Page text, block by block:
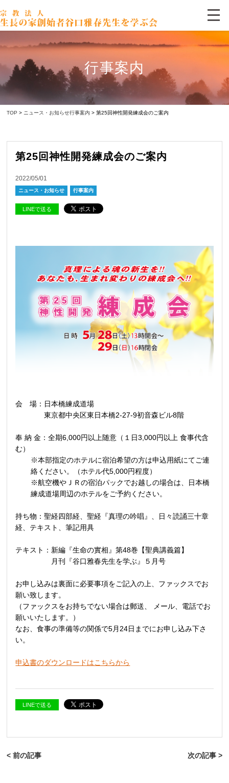
行事案内
TOP > ニュース・お知らせ行事案内 > 第25回神性開発練成会のご案内
第25回神性開発練成会のご案内
2022/05/01
ニュース・お知らせ 行事案内
LINEで送る
会 場：日本橋練成道場
東京都中央区東日本橋2-27-9初音森ビル8階
奉 納 金：全期6,000円以上随意（１日3,000円以上 食事代含
む）
※本部指定のホテルに宿泊希望の方は申込用紙にてご連
絡ください。（ホテル代5,000円程度）
※航空機やＪＲの宿泊パックでお越しの場合は、日本橋
練成道場周辺のホテルをご予約ください。
持ち物：聖経四部経、聖経『真理の吟唱』、日々読誦三十章
経、テキスト、筆記用具
テキスト：新編『生命の實相』第48巻【聖典講義篇】
月刊『谷口雅春先生を学ぶ』５月号
お申し込みは裏面に必要事項をご記入の上、ファックスでお
願い致します。
（ファックスをお持ちでない場合は郵送、 メール、電話でお
願いいたします。）
なお、食事の準備等の関係で5月24日までにお申し込み下さ
い。
申込書のダウンロードはこちらから
LINEで送る
< 前の記事 次の記事 >